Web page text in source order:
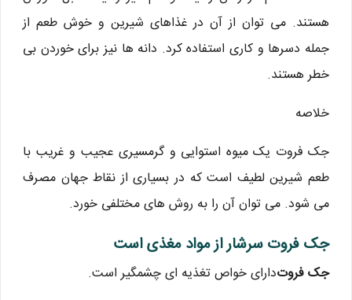
هستند. می توان از آن در غذاهای شیرین و خوش طعم از
جمله دسرها و کاری استفاده کرد. دانه ها نیز برای خوردن بی
خطر هستند.
خلاصه
جک فروت یک میوه استوایی و گرمسیری عجیب و غریب با
طعم شیرین لطیف است که در بسیاری از نقاط جهان مصرف
می شود. می توان آن را به روش های مختلفی خورد.
جک فروت سرشار از مواد مغذی است
جک فروتدارای خواص تغذیه ای چشمگیر است.